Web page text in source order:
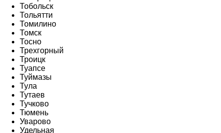
Тобольск
Тольятти
Томилино
Томск
Тосно
Трехгорный
Троицк
Туапсе
Туймазы
Тула
Тутаев
Тучково
Тюмень
Уварово
Удельная